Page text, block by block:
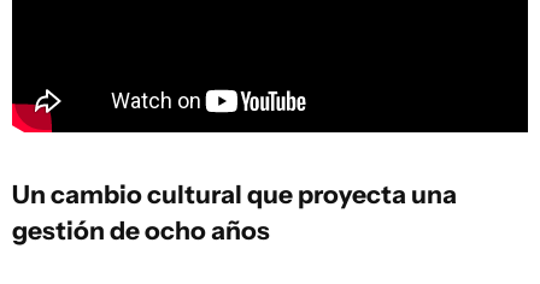
Un cambio cultural que proyecta una
gestión de ocho años